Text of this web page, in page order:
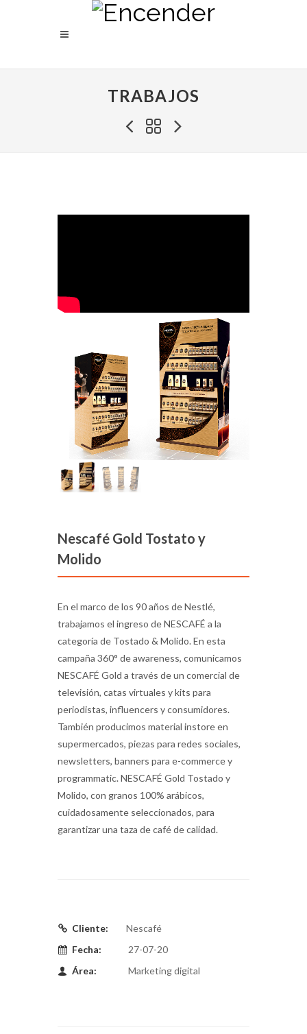
TRABAJOS
Nescafé Gold Tostato y
Molido
En el marco de los 90 años de Nestlé,
trabajamos el ingreso de NESCAFÉ a la
categoría de Tostado & Molido. En esta
campaña 360° de awareness, comunicamos
NESCAFÉ Gold a través de un comercial de
televisión, catas virtuales y kits para
periodistas, influencers y consumidores.
También producimos material instore en
supermercados, piezas para redes sociales,
newsletters, banners para e-commerce y
programmatic. NESCAFÉ Gold Tostado y
Molido, con granos 100% arábicos,
cuidadosamente seleccionados, para
garantizar una taza de café de calidad.
Cliente:
Nescafé
Fecha:
27-07-20
Área:
Marketing digital